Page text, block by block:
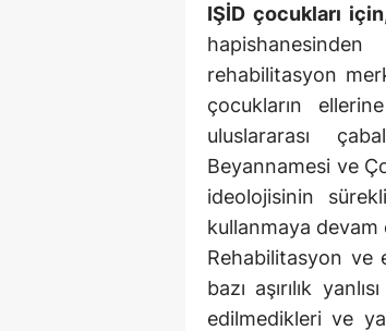
IŞİD çocukları
rehabilitasyon
çocukların
uluslararası
Beyannamesi ve
ideolojisinin
kullanmaya
Rehabilitasyon ve
bazı aşırılık
edilmedikleri ve